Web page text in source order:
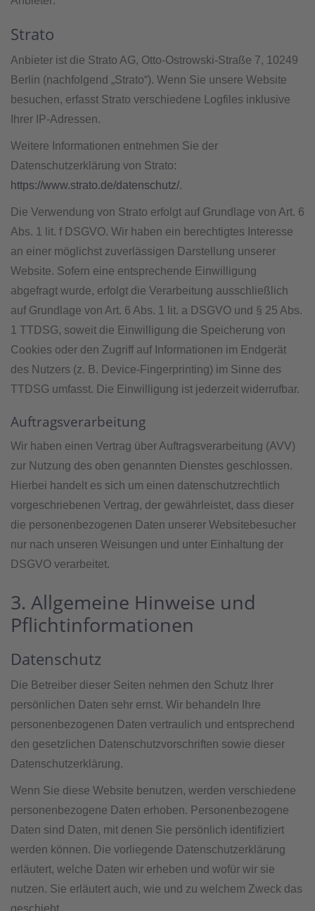
Strato
Anbieter ist die Strato AG, Otto-Ostrowski-Straße 7, 10249
Berlin (nachfolgend „Strato“). Wenn Sie unsere Website
besuchen, erfasst Strato verschiedene Logfiles inklusive
Ihrer IP-Adressen.
Weitere Informationen entnehmen Sie der
Datenschutzerklärung von Strato:
https://www.strato.de/datenschutz/.
Die Verwendung von Strato erfolgt auf Grundlage von Art. 6
Abs. 1 lit. f DSGVO. Wir haben ein berechtigtes Interesse
an einer möglichst zuverlässigen Darstellung unserer
Website. Sofern eine entsprechende Einwilligung
abgefragt wurde, erfolgt die Verarbeitung ausschließlich
auf Grundlage von Art. 6 Abs. 1 lit. a DSGVO und § 25 Abs.
1 TTDSG, soweit die Einwilligung die Speicherung von
Cookies oder den Zugriff auf Informationen im Endgerät
des Nutzers (z. B. Device-Fingerprinting) im Sinne des
TTDSG umfasst. Die Einwilligung ist jederzeit widerrufbar.
Auftragsverarbeitung
Wir haben einen Vertrag über Auftragsverarbeitung (AVV)
zur Nutzung des oben genannten Dienstes geschlossen.
Hierbei handelt es sich um einen datenschutzrechtlich
vorgeschriebenen Vertrag, der gewährleistet, dass dieser
die personenbezogenen Daten unserer Websitebesucher
nur nach unseren Weisungen und unter Einhaltung der
DSGVO verarbeitet.
3. Allgemeine Hinweise und
Pflicht­informationen
Datenschutz
Die Betreiber dieser Seiten nehmen den Schutz Ihrer
persönlichen Daten sehr ernst. Wir behandeln Ihre
personenbezogenen Daten vertraulich und entsprechend
den gesetzlichen Datenschutzvorschriften sowie dieser
Datenschutzerklärung.
Wenn Sie diese Website benutzen, werden verschiedene
personenbezogene Daten erhoben. Personenbezogene
Daten sind Daten, mit denen Sie persönlich identifiziert
werden können. Die vorliegende Datenschutzerklärung
erläutert, welche Daten wir erheben und wofür wir sie
nutzen. Sie erläutert auch, wie und zu welchem Zweck das